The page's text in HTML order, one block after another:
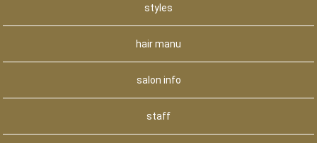
styles
hair manu
salon info
staff